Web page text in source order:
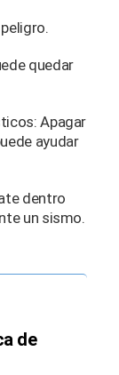
quedar
Apagar
ayudar
dentro
un sismo.
de